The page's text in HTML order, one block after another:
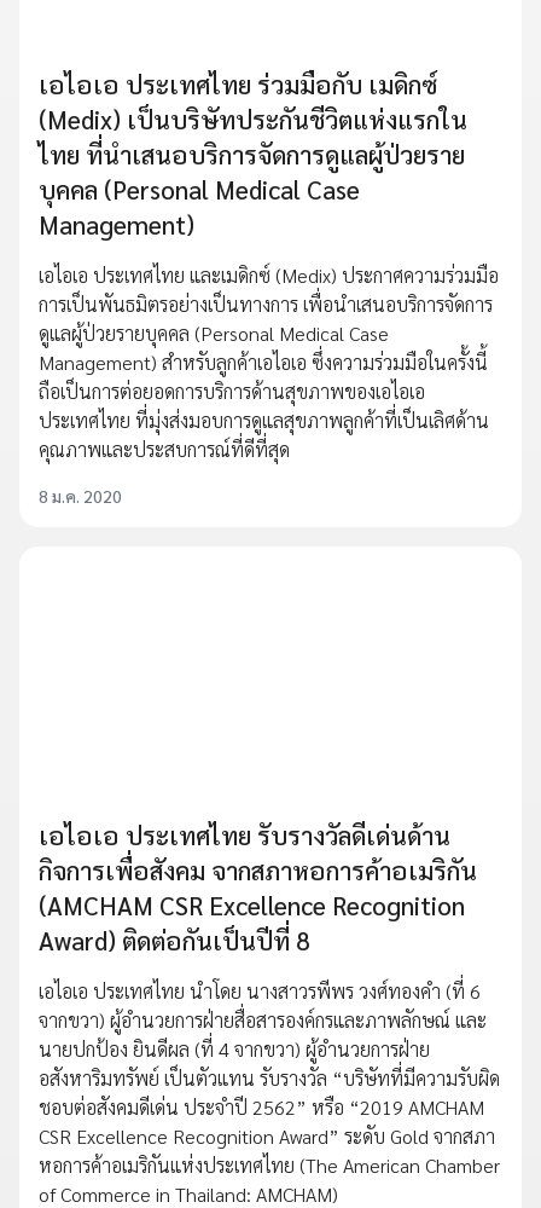
เอไอเอ ประเทศไทย ร่วมมือกับ เมดิกซ์
(Medix) เป็นบริษัทประกันชีวิตแห่งแรกใน
ไทย ที่นำเสนอบริการจัดการดูแลผู้ป่วยราย
บุคคล (Personal Medical Case
Management)
เอไอเอ ประเทศไทย และเมดิกซ์ (Medix) ประกาศความร่วมมือ
การเป็นพันธมิตรอย่างเป็นทางการ เพื่อนำเสนอบริการจัดการ
ดูแลผู้ป่วยรายบุคคล (Personal Medical Case
Management) สำหรับลูกค้าเอไอเอ ซึ่งความร่วมมือในครั้งนี้
ถือเป็นการต่อยอดการบริการด้านสุขภาพของเอไอเอ
ประเทศไทย ที่มุ่งส่งมอบการดูแลสุขภาพลูกค้าที่เป็นเลิศด้าน
คุณภาพและประสบการณ์ที่ดีที่สุด
8 ม.ค. 2020
เอไอเอ ประเทศไทย รับรางวัลดีเด่นด้าน
กิจการเพื่อสังคม จากสภาหอการค้าอเมริกัน
(AMCHAM CSR Excellence Recognition
Award) ติดต่อกันเป็นปีที่ 8
เอไอเอ ประเทศไทย นำโดย นางสาวรพีพร วงศ์ทองคำ (ที่ 6
จากขวา) ผู้อำนวยการฝ่ายสื่อสารองค์กรและภาพลักษณ์ และ
นายปกป้อง ยินดีผล (ที่ 4 จากขวา) ผู้อำนวยการฝ่าย
อสังหาริมทรัพย์ เป็นตัวแทน รับรางวัล “บริษัทที่มีความรับผิด
ชอบต่อสังคมดีเด่น ประจำปี 2562” หรือ “2019 AMCHAM
CSR Excellence Recognition Award” ระดับ Gold จากสภา
หอการค้าอเมริกันแห่งประเทศไทย (The American Chamber
of Commerce in Thailand: AMCHAM)